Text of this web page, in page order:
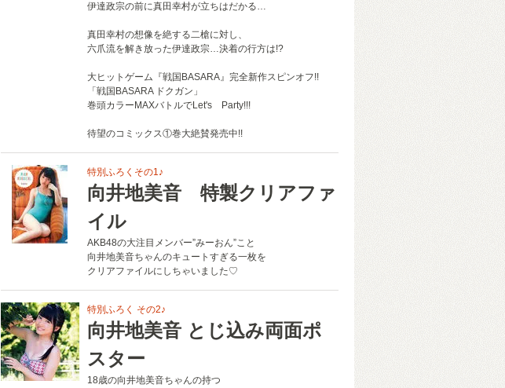
伊達政宗の前に真田幸村が立ちはだかる…
真田幸村の想像を絶する二槍に対し、
六爪流を解き放った伊達政宗…決着の行方は!?
大ヒットゲーム『戦国BASARA』完全新作スピンオフ!!
「戦国BASARA ドクガン」
巻頭カラーMAXバトルでLet's Party!!!
待望のコミックス①巻大絶賛発売中!!
特別ふろくその1♪
向井地美音 特製クリアファ
イル
AKB48の大注目メンバー”みーおん”こと
向井地美音ちゃんのキュートすぎる一枚を
クリアファイルにしちゃいました♡
特別ふろく その2♪
向井地美音 とじ込み両面ポ
スター
18歳の向井地美音ちゃんの持つ